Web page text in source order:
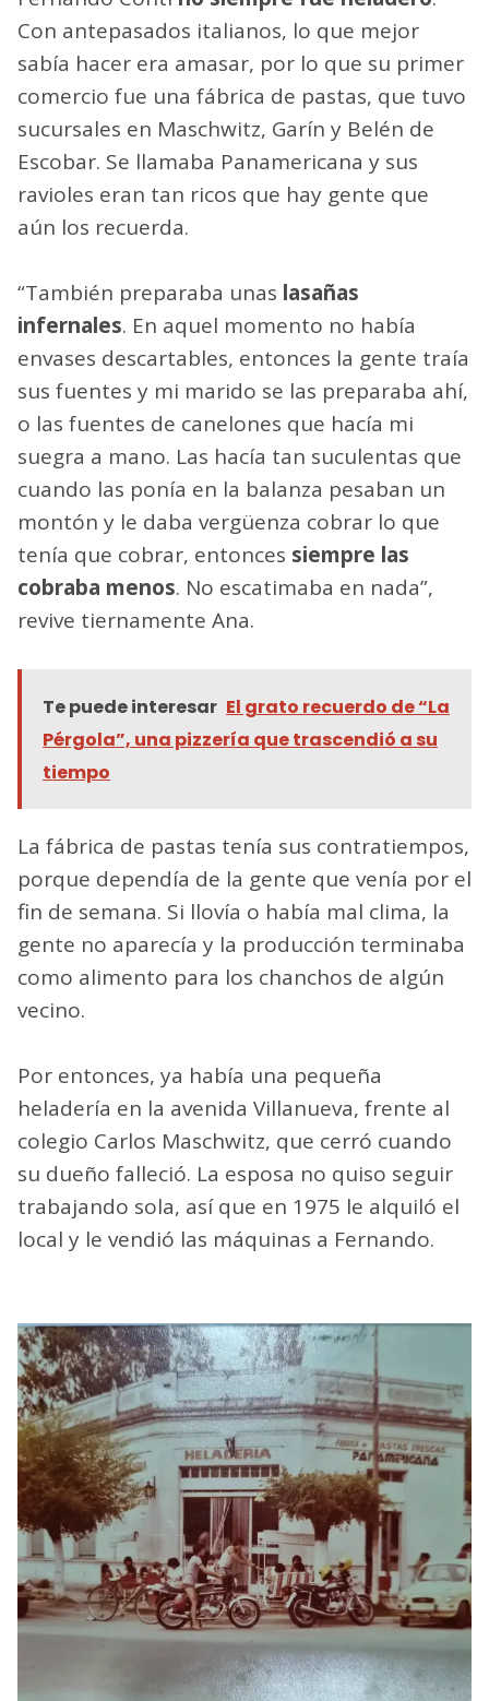
Con antepasados italianos, lo que mejor
sabía hacer era amasar, por lo que su primer
comercio fue una fábrica de pastas, que tuvo
sucursales en Maschwitz, Garín y Belén de
Escobar. Se llamaba Panamericana y sus
ravioles eran tan ricos que hay gente que
aún los recuerda.
“También preparaba unas lasañas
infernales. En aquel momento no había
envases descartables, entonces la gente traía
sus fuentes y mi marido se las preparaba ahí,
o las fuentes de canelones que hacía mi
suegra a mano. Las hacía tan suculentas que
cuando las ponía en la balanza pesaban un
montón y le daba vergüenza cobrar lo que
tenía que cobrar, entonces siempre las
cobraba menos. No escatimaba en nada”,
revive tiernamente Ana.
Te puede interesar El grato recuerdo de “La
Pérgola”, una pizzería que trascendió a su
tiempo
La fábrica de pastas tenía sus contratiempos,
porque dependía de la gente que venía por el
fin de semana. Si llovía o había mal clima, la
gente no aparecía y la producción terminaba
como alimento para los chanchos de algún
vecino.
Por entonces, ya había una pequeña
heladería en la avenida Villanueva, frente al
colegio Carlos Maschwitz, que cerró cuando
su dueño falleció. La esposa no quiso seguir
trabajando sola, así que en 1975 le alquiló el
local y le vendió las máquinas a Fernando.